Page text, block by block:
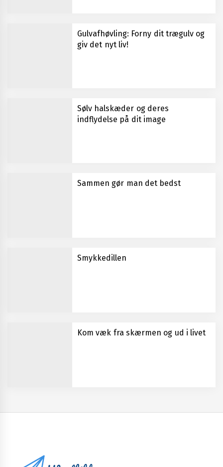
Gulvafhøvling: Forny dit trægulv og
giv det nyt liv!
Sølv halskæder og deres
indflydelse på dit image
Sammen gør man det bedst
Smykkedillen
Kom væk fra skærmen og ud i livet